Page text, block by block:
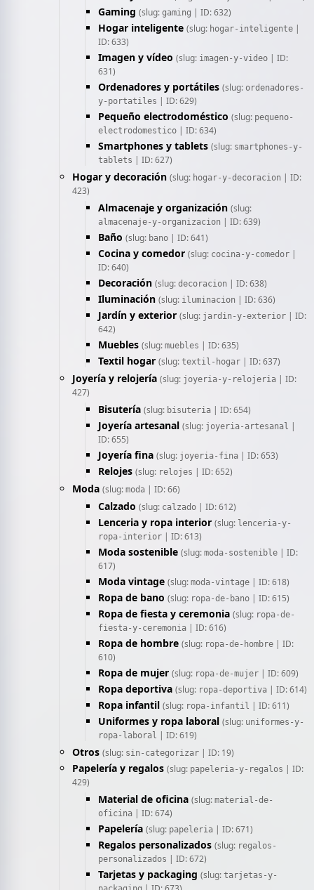
Gaming (slug: gaming | ID: 632)
Hogar inteligente (slug: hogar-inteligente |
ID: 633)
Imagen y vídeo (slug: imagen-y-video | ID:
631)
Ordenadores y portátiles (slug: ordenadores-
y-portatiles | ID: 629)
Pequeño electrodoméstico (slug: pequeno-
electrodomestico | ID: 634)
Smartphones y tablets (slug: smartphones-y-
tablets | ID: 627)
Hogar y decoración (slug: hogar-y-decoracion | ID:
423)
Almacenaje y organización (slug:
almacenaje-y-organizacion | ID: 639)
Baño (slug: bano | ID: 641)
Cocina y comedor (slug: cocina-y-comedor |
ID: 640)
Decoración (slug: decoracion | ID: 638)
Iluminación (slug: iluminacion | ID: 636)
Jardín y exterior (slug: jardin-y-exterior | ID:
642)
Muebles (slug: muebles | ID: 635)
Textil hogar (slug: textil-hogar | ID: 637)
Joyería y relojería (slug: joyeria-y-relojeria | ID:
427)
Bisutería (slug: bisuteria | ID: 654)
Joyería artesanal (slug: joyeria-artesanal |
ID: 655)
Joyería fina (slug: joyeria-fina | ID: 653)
Relojes (slug: relojes | ID: 652)
Moda (slug: moda | ID: 66)
Calzado (slug: calzado | ID: 612)
Lenceria y ropa interior (slug: lenceria-y-
ropa-interior | ID: 613)
Moda sostenible (slug: moda-sostenible | ID:
617)
Moda vintage (slug: moda-vintage | ID: 618)
Ropa de bano (slug: ropa-de-bano | ID: 615)
Ropa de fiesta y ceremonia (slug: ropa-de-
fiesta-y-ceremonia | ID: 616)
Ropa de hombre (slug: ropa-de-hombre | ID:
610)
Ropa de mujer (slug: ropa-de-mujer | ID: 609)
Ropa deportiva (slug: ropa-deportiva | ID: 614)
Ropa infantil (slug: ropa-infantil | ID: 611)
Uniformes y ropa laboral (slug: uniformes-y-
ropa-laboral | ID: 619)
Otros (slug: sin-categorizar | ID: 19)
Papelería y regalos (slug: papeleria-y-regalos | ID:
429)
Material de oficina (slug: material-de-
oficina | ID: 674)
Papelería (slug: papeleria | ID: 671)
Regalos personalizados (slug: regalos-
personalizados | ID: 672)
Tarjetas y packaging (slug: tarjetas-y-